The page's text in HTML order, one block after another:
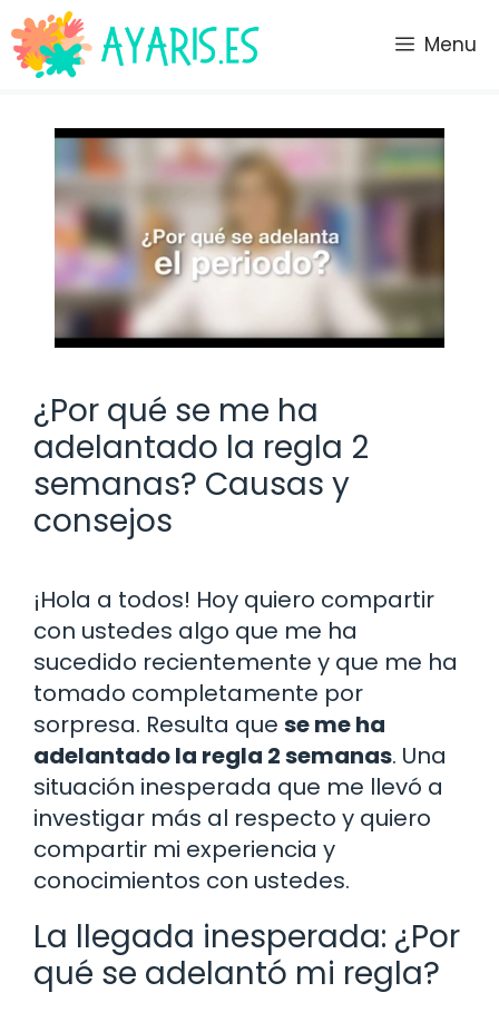
Saltar
al
contenido
Menu
¿Por qué se me ha
adelantado la regla 2
semanas? Causas y
consejos
¡Hola a todos! Hoy quiero compartir
con ustedes algo que me ha
sucedido recientemente y que me ha
tomado completamente por
sorpresa. Resulta que se me ha
adelantado la regla 2 semanas. Una
situación inesperada que me llevó a
investigar más al respecto y quiero
compartir mi experiencia y
conocimientos con ustedes.
La llegada inesperada: ¿Por
qué se adelantó mi regla?